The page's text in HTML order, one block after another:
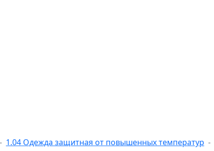
1.04 Одежда защитная от повышенных температур